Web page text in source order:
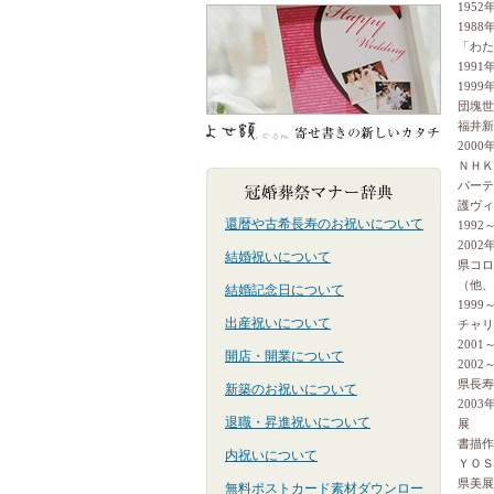
還暦や古希長寿のお祝いについて
結婚祝いについて
結婚記念日について
出産祝いについて
開店・開業について
新築のお祝いについて
退職・昇進祝いについて
内祝いについて
無料ポストカード素材ダウンロー
1952
1988
「わ
1991
1999
団塊
福井
2000
ＮＨ
パー
護ヴ
1992
2002
県コ
（他
1999
チャ
2001
2002
県長
2003
展
書描
ＹＯ
県美